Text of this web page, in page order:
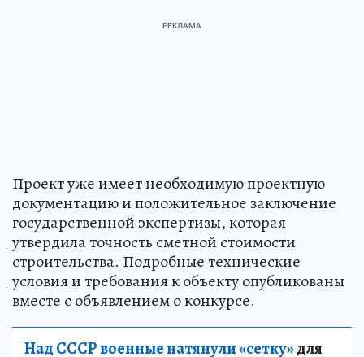
Проект уже имеет необходимую проектную
документацию и положительное заключение
государственной экспертизы, которая
утвердила точность сметной стоимости
строительства. Подробные технические
условия и требования к объекту опубликованы
вместе с объявлением о конкурсе.
Над СССР военные натянули «сетку»для